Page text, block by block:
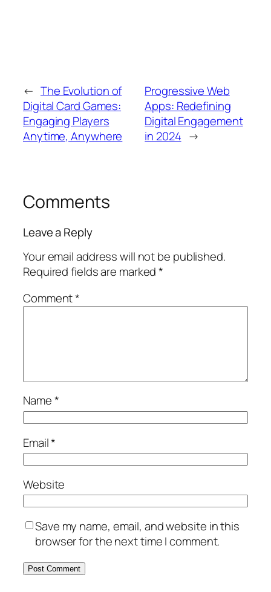
← The Evolution of
Digital Card Games:
Engaging Players
Anytime, Anywhere
Progressive Web
Apps: Redefining
Digital Engagement
in 2024 →
Comments
Leave a Reply
Your email address will not be published.
Required fields are marked*
Comment*
Name*
Email*
Website
Save my name, email, and website in this
browser for the next time I comment.